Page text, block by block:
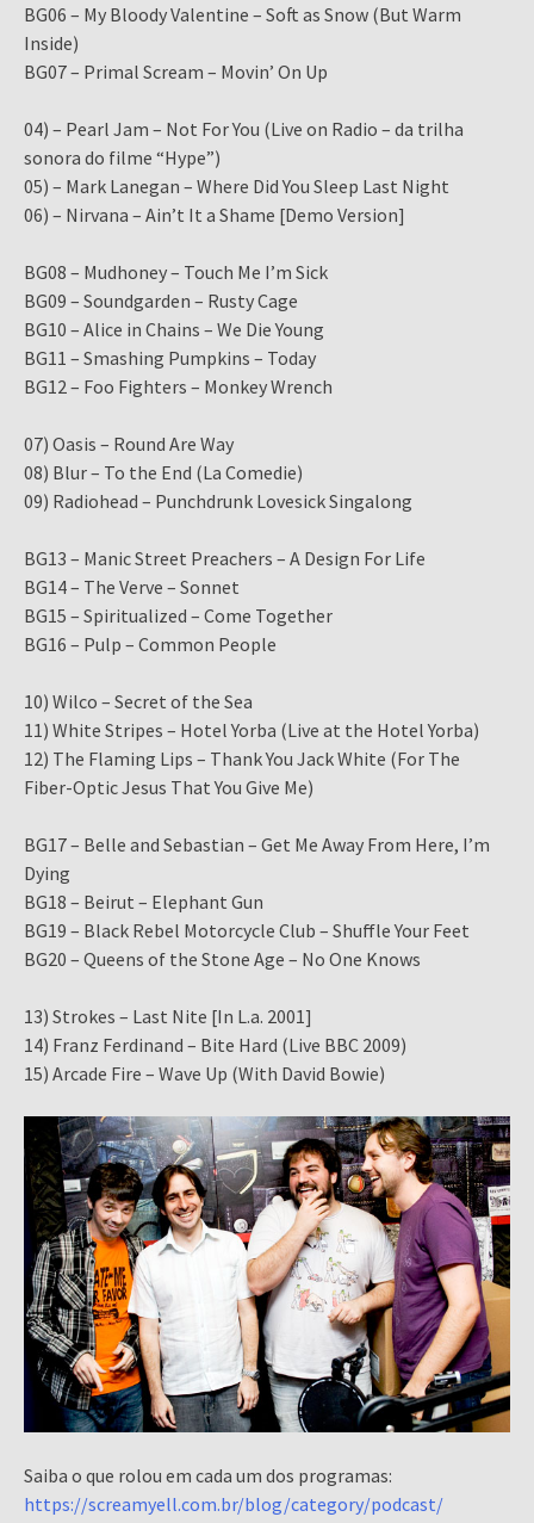
BG06 – My Bloody Valentine – Soft as Snow (But Warm
Inside)
BG07 – Primal Scream – Movin’ On Up
04) – Pearl Jam – Not For You (Live on Radio – da trilha
sonora do filme “Hype”)
05) – Mark Lanegan – Where Did You Sleep Last Night
06) – Nirvana – Ain’t It a Shame [Demo Version]
BG08 – Mudhoney – Touch Me I’m Sick
BG09 – Soundgarden – Rusty Cage
BG10 – Alice in Chains – We Die Young
BG11 – Smashing Pumpkins – Today
BG12 – Foo Fighters – Monkey Wrench
07) Oasis – Round Are Way
08) Blur – To the End (La Comedie)
09) Radiohead – Punchdrunk Lovesick Singalong
BG13 – Manic Street Preachers – A Design For Life
BG14 – The Verve – Sonnet
BG15 – Spiritualized – Come Together
BG16 – Pulp – Common People
10) Wilco – Secret of the Sea
11) White Stripes – Hotel Yorba (Live at the Hotel Yorba)
12) The Flaming Lips – Thank You Jack White (For The
Fiber-Optic Jesus That You Give Me)
BG17 – Belle and Sebastian – Get Me Away From Here, I’m
Dying
BG18 – Beirut – Elephant Gun
BG19 – Black Rebel Motorcycle Club – Shuffle Your Feet
BG20 – Queens of the Stone Age – No One Knows
13) Strokes – Last Nite [In L.a. 2001]
14) Franz Ferdinand – Bite Hard (Live BBC 2009)
15) Arcade Fire – Wave Up (With David Bowie)
Saiba o que rolou em cada um dos programas:
https://screamyell.com.br/blog/category/podcast/